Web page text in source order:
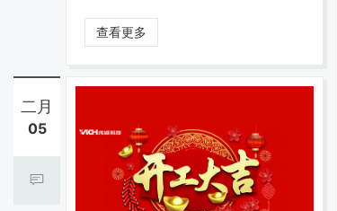
查看更多
二月
05